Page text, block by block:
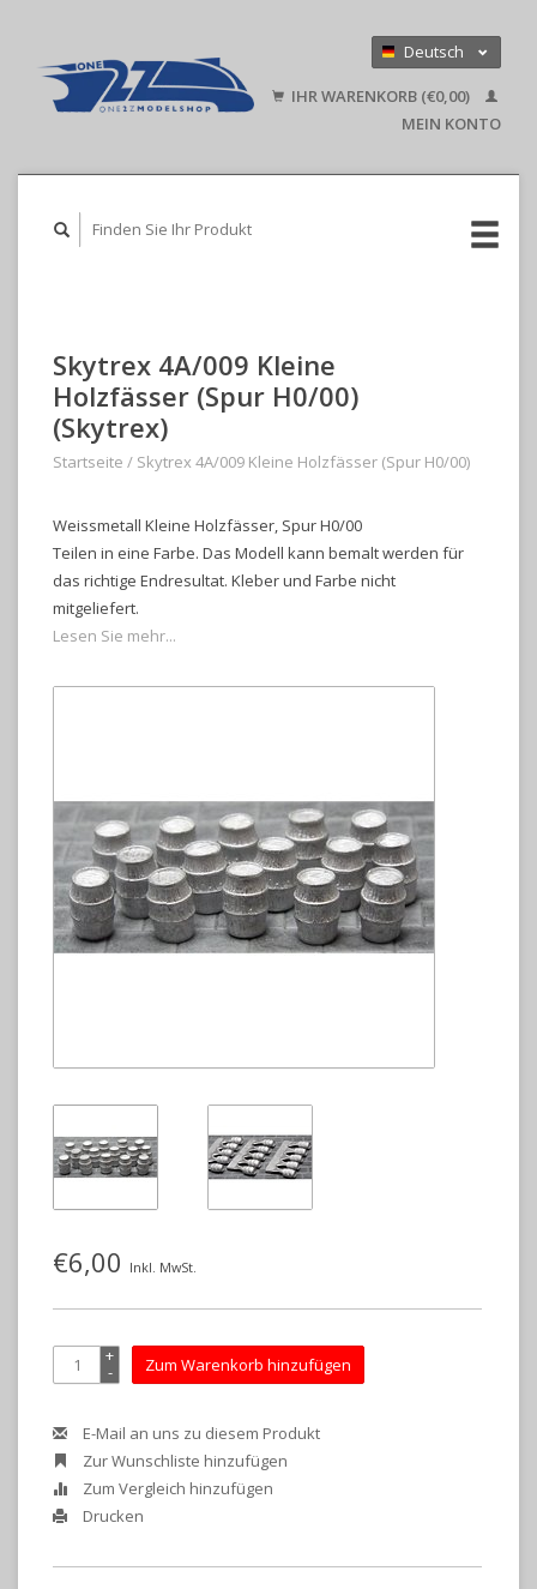
Deutsch
English
IHR WARENKORB (€0,00)
MEIN KONTO
Skytrex 4A/009 Kleine
Holzfässer (Spur H0/00)
(Skytrex)
Startseite / Skytrex 4A/009 Kleine Holzfässer (Spur H0/00)
Weissmetall Kleine Holzfässer, Spur H0/00
Teilen in eine Farbe. Das Modell kann bemalt werden für
das richtige Endresultat. Kleber und Farbe nicht
mitgeliefert.
Lesen Sie mehr...
€6,00 Inkl. MwSt.
+
- Zum Warenkorb hinzufügen
E-Mail an uns zu diesem Produkt
Zur Wunschliste hinzufügen
Zum Vergleich hinzufügen
Drucken